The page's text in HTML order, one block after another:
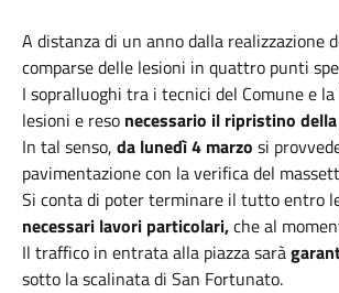
A distanza di un anno dalla realizzazione
comparse delle lesioni in quattro punti
I sopralluoghi tra i tecnici del Comune e
lesioni e resonecessario il ripristino
In tal senso, da lunedì 4 marzo si
pavimentazione con la verifica del
Si conta di poter terminare il tutto entro
necessari lavori particolari,che al
Il traffico in entrata alla piazza sarà
sotto la scalinata di San Fortunato.